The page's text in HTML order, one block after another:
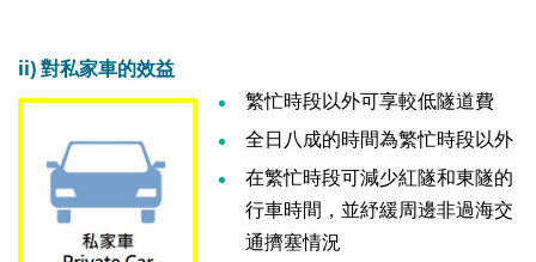
ii)對私家車的效益
繁忙時段以外可享較低隧道費
全日八成的時間為繁忙時段以外
在繁忙時段可減少紅隧和東隧的
行車時間，並紓緩周邊非過海交
通擠塞情況